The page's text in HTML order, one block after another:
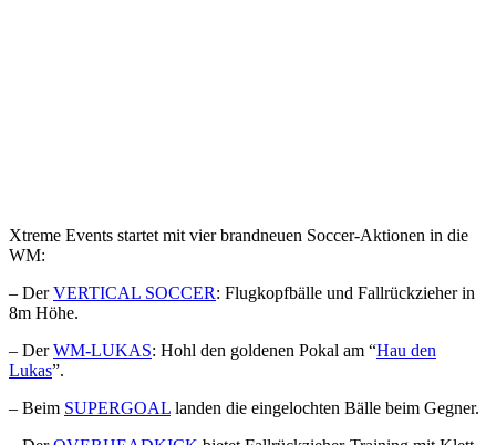
Xtreme Events startet mit vier brandneuen Soccer-Aktionen in die
WM:
– DerVERTICAL SOCCER: Flugkopfbälle und Fallrückzieher in
8m Höhe.
– DerWM-LUKAS: Hohl den goldenen Pokal am “Hau den
Lukas”.
– Beim SUPERGOAL landen die eingelochten Bälle beim Gegner.